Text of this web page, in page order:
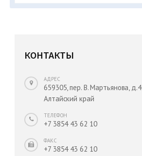
КОНТАКТЫ
АДРЕС
659305, пер. В. Мартьянова,
Алтайский край
ТЕЛЕФОН
+7 3854 43 62 10
ФАКС
+7 3854 43 62 10